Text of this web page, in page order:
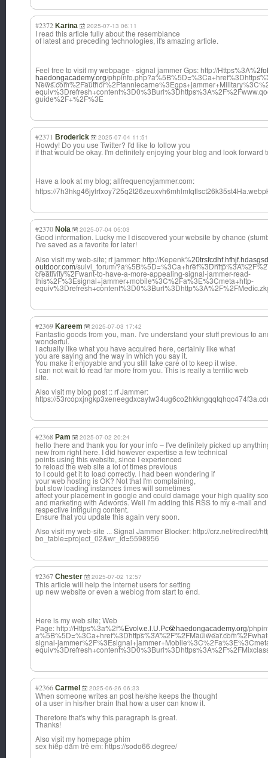
#2372 Karina 2025-07-13 06:11
I read this article fully about the resemblance
of latest and preceding technologies, it's amazing article.
Feel free to visit my webpage - signal jammer Gps: http://Https%3A%
haedongacademy.org/
guide%2F+%2F%3E
#2371 Broderick 2025-07-04 11:51
Howdy! Do you use Twitter? I'd like to follow you
if that would be okay. I'm definitely enjoying your blog and look forward
Have a look at my blog; allfrequencyjammer.com:
https://
#2370 Nola 2025-07-04 05:03
Good information. Lucky me I discovered your website by chance
I've saved as a favorite for later!
Also visit my web-site; rf jammer: http://Kepenk%
outdoor.com/suivi_forum/
creativity%2Fwant-to-have-a-more-appealing-signal-jammer-read-
this%2F%3Esignal+jammer+mobile%3C%2Fa%3E%3Cmeta+http-
#2369 Kareem 2025-07-03 17:42
Fantastic goods from you, man. I've understand your stuff previous to
wonderful.
I actually like what you have acquired here, certainly like what
you are saying and the way in which you say it.
You make it enjoyable and you still take care of to keep it wise.
I can not wait to read far more from you. This is really a terrific web
site.
Also visit my blog post :: rf Jammer:
https://
#2368 Pam 2025-07-02 20:24
hello there and thank you for your info – I've definitely picked up
new from right here. I did however expertise a few technical
points using this website, since I experienced
to reload the web site a lot of times previous
to I could get it to load correctly. I had been wondering if
your web hosting is OK? Not that I'm complaining,
but slow loading instances times will sometimes
affect your placement in google and could damage your high quality
and marketing with Adwords. Well I'm adding this RSS to my e-mail
respective intriguing content.
Ensure that you update this again very soon.
Also visit my web-site ... Signal Jammer Blocker: http://crz.net/redirect/
bo_table=project_02&wr_id=5598956
#2367 Chester 2025-07-02 12:57
This article will help the internet users for setting
up new website or even a weblog from start to end.
Here is my web site; Web
Page: http://Https%3a%2f%Evolv.e.l.U.Pc haedongacademy.org/
signal-
#2366 Carmel 2025-06-26 06:33
When someone writes an post he/she keeps the thought
of a user in his/her brain that how a user can know it.
Therefore that's why this paragraph is great.
Thanks!
Also visit my homepage phim
sex hiếp dâm trẻ em: https://sodo66.degree/